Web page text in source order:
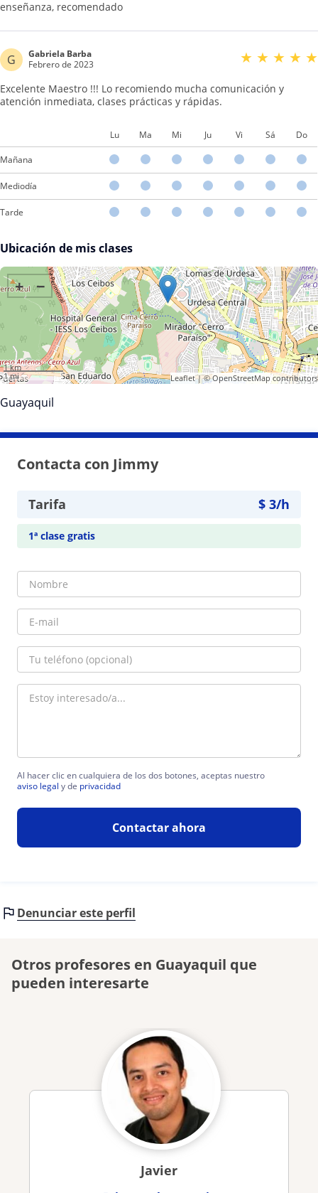
enseñanza, recomendado
G
Gabriela Barba
Febrero de 2023
★ ★ ★ ★ ★
Excelente Maestro !!! Lo recomiendo mucha comunicación y
atención inmediata, clases prácticas y rápidas.
Lu Ma Mi Ju Vi Sá Do
Mañana
Mediodía
Tarde
Ubicación de mis clases
+ −
1 km
1 mi
Leaflet| ©OpenStreetMapcontributors
Guayaquil
Contacta con Jimmy
Tarifa $ 3/h
1ª clase gratis
Al hacer clic en cualquiera de los dos botones, aceptas nuestro
aviso legal y de privacidad
Contactar ahora
Denunciar este perfil
Otros profesores en Guayaquil que
pueden interesarte
Javier